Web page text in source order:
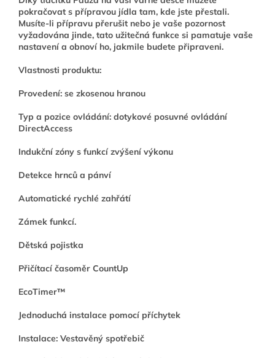
pokračovat s přípravou jídla tam, kde jste přestali.
Musíte-li přípravu přerušit nebo je vaše pozornost
vyžadována jinde, tato užitečná funkce si pamatuje vaše
nastavení a obnoví ho, jakmile budete připraveni.
Vlastnosti produktu:
Provedení: se zkosenou hranou
Typ a pozice ovládání: dotykové posuvné ovládání
DirectAccess
Indukční zóny s funkcí zvýšení výkonu
Detekce hrnců a pánví
Automatické rychlé zahřátí
Zámek funkcí.
Dětská pojistka
Přičítací časoměr CountUp
EcoTimer™
Jednoduchá instalace pomocí příchytek
Instalace: Vestavěný spotřebič